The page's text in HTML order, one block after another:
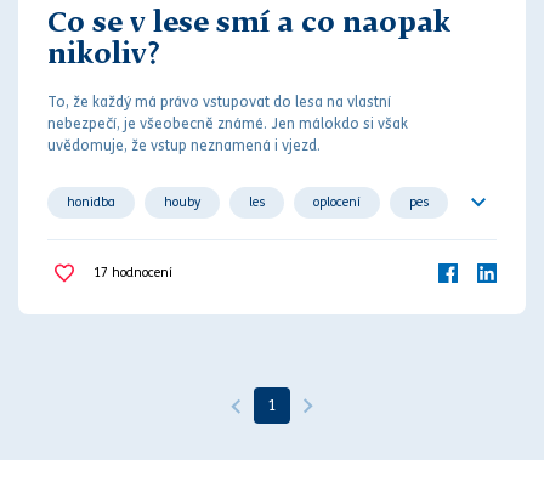
Co se v lese smí a co naopak
nikoliv?
To, že každý má právo vstupovat do lesa na vlastní
nebezpečí, je všeobecně známé. Jen málokdo si však
uvědomuje, že vstup neznamená i vjezd.
honidba houby les oplocení pes
správa lesů
vjezd
17 hodnocení
1